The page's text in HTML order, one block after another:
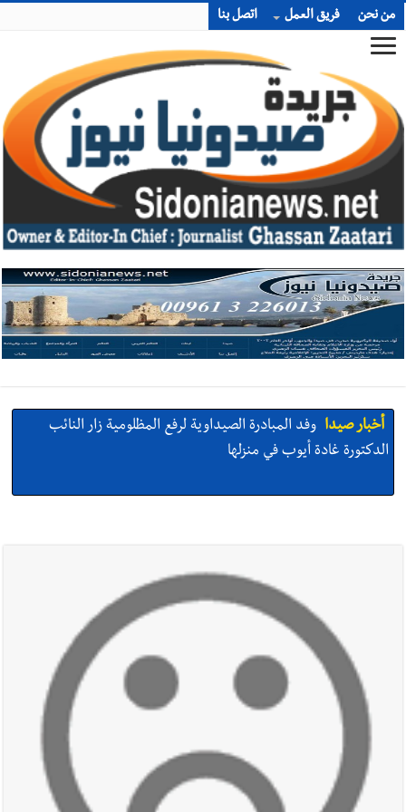
من نحن فريق العمل اتصل بنا
أخبار صيدا وفد المبادرة الصيداوية لرفع المظلومية زار النائب
الدكتورة غادة أيوب في منزلها
إصابة شاب فلسطيني بطعنات سكين في مخيم عين
الحلوة - في منطقة صيدا وإنقاذه وإتهام إبن عمته ؟
أخبار صيدا
بالصور : غسان سركيس يرعى تخرّج فوج الفكر والإبداع
في ثانوية السفير : تعلّمت منكم حب الوطن والتمسك بالأرض ...
أخبار صيدا
المهندس محمد زهير السعودي يستقبل المختارين
بعاصيري والبيلاني